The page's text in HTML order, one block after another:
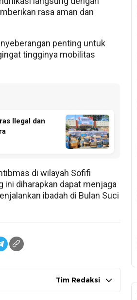
rasa aman dan
penting untuk
tingginya mobilitas
Ilegal dan
di wilayah Sofifi
diharapkan dapat menjaga
ibadah di Bulan Suci
Tim Redaksi